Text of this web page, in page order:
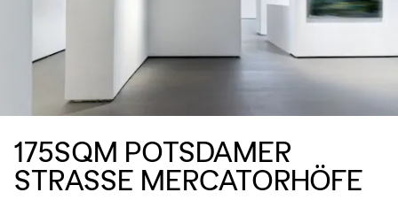
175SQM POTSDAMER
STRASSE MERCATORHÖFE